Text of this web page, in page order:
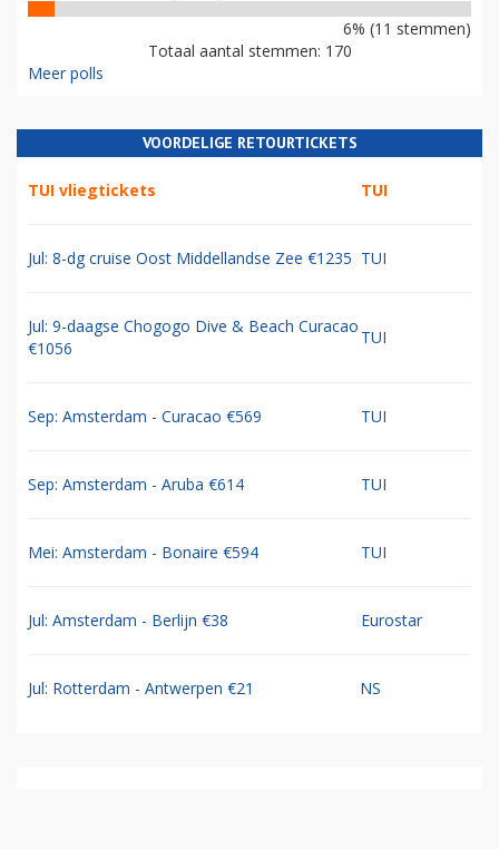
6% (11 stemmen)
Totaal aantal stemmen: 170
Meer polls
VOORDELIGE RETOURTICKETS
TUI vliegtickets TUI
Jul: 8-dg cruise Oost Middellandse Zee €1235 TUI
Jul: 9-daagse Chogogo Dive & Beach Curacao
€1056
TUI
Sep: Amsterdam - Curacao €569 TUI
Sep: Amsterdam - Aruba €614 TUI
Mei: Amsterdam - Bonaire €594 TUI
Jul: Amsterdam - Berlijn €38 Eurostar
Jul: Rotterdam - Antwerpen €21 NS